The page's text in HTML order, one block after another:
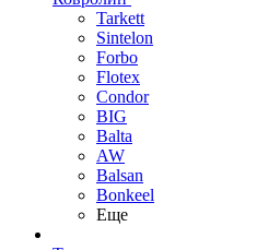
Tarkett
Sintelon
Forbo
Flotex
Condor
BIG
Balta
AW
Balsan
Bonkeel
Еще